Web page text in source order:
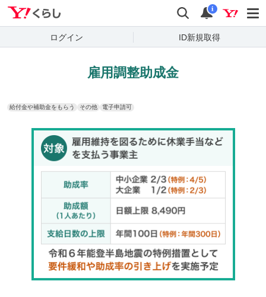
検索 通知
i
ログイン ID新規取得
雇用調整助成金
給付金や補助金をもらう その他 電子申請可